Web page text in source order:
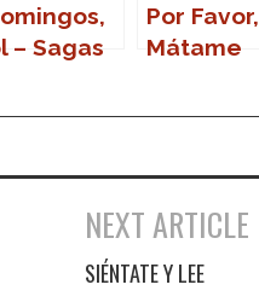
– Sagas
Por Favor,
Mátame
NEXT ARTICLE
SIÉNTATE Y LEE